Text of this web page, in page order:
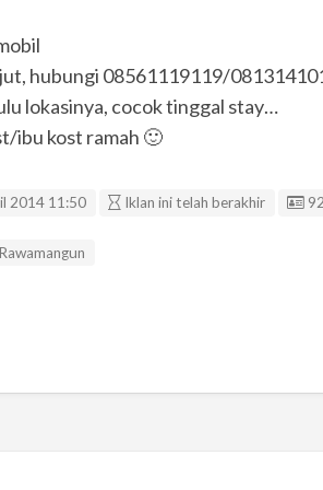
hubungi 08561119119/
lokasinya, cocok tinggal stay…
ibu kost ramah 🙂
2014 11:50 Iklan ini telah berakhir